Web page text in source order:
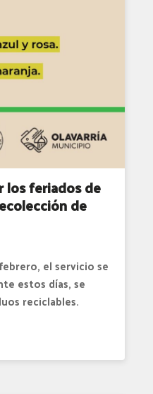
los feriados de
de
el servicio se
estos días, se
reciclables.